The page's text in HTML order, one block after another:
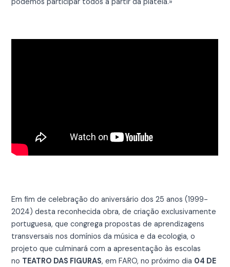
Em fim de celebração do aniversário dos 25 anos (1999-
2024) desta reconhecida obra, de criação exclusivamente
portuguesa, que congrega propostas de aprendizagens
transversais nos domínios da música e da ecologia, o
projeto que culminará com a apresentação às escolas
no TEATRO DAS FIGURAS, em FARO, no próximo dia 04 DE